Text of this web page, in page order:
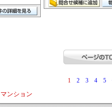
1 2 3 4 5
ンション